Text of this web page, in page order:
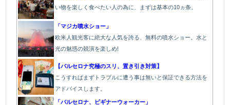
い物を楽しく食べたい人の為に、まずは基本の10ヵ条。
「マジカ噴水ショー」
欧米人観光客に絶大な人気を誇る、無料の噴水ショー。水と
光の魅惑の競演を楽しめ!
【バルセロナ究極のスリ、置き引き対策】
こうすればまずトラブルに遭う事は無いと保証できる方法を
アドバイスします。
「バルセロナ、ビギナーウォーカー」